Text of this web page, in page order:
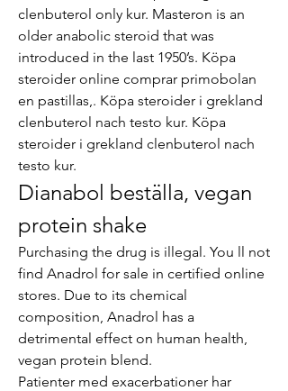
clenbuterol only kur. Masteron is an
older anabolic steroid that was
introduced in the last 1950’s. Köpa
steroider online comprar primobolan
en pastillas,. Köpa steroider i grekland
clenbuterol nach testo kur. Köpa
steroider i grekland clenbuterol nach
testo kur.
Dianabol beställa, vegan
protein shake
Purchasing the drug is illegal. You ll not
find Anadrol for sale in certified online
stores. Due to its chemical
composition, Anadrol has a
detrimental effect on human health,
vegan protein blend.
Patienter med exacerbationer har